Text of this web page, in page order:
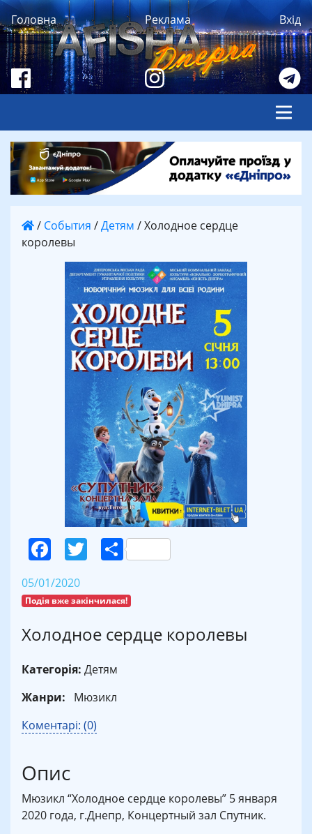
Головна Реклама Вхід
/ События /Детям /Холодное сердце
королевы
Facebook
Twitter
Поділитися
05/01/2020
Подія вже закінчилася!
Холодное сердце королевы
Категорія: Детям
Жанри:
Мюзикл
Коментарі: (0)
Опис
Мюзикл “Холодное сердце королевы” 5 января
2020 года, г.Днепр, Концертный зал Спутник.